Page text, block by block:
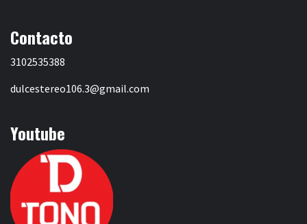
Contacto
3102535388
dulcestereo106.3@gmail.com
Youtube